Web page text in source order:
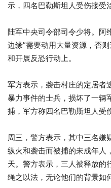
示，四名巴勒斯坦人受伤接受
陆军中央司令部司令少将。阿
边缘”需要动用大量资源，否
和开展反恐行动上。
军方表示，袭击村庄的定居者
暴力事件的士兵，损坏了一辆
捕，军方称四名巴勒斯坦人受
周三，警方表示，其中三名嫌
纵火和袭击而被捕的未成年人
天。警方表示，三人被释放的
绳之以法，无论他们的背景如